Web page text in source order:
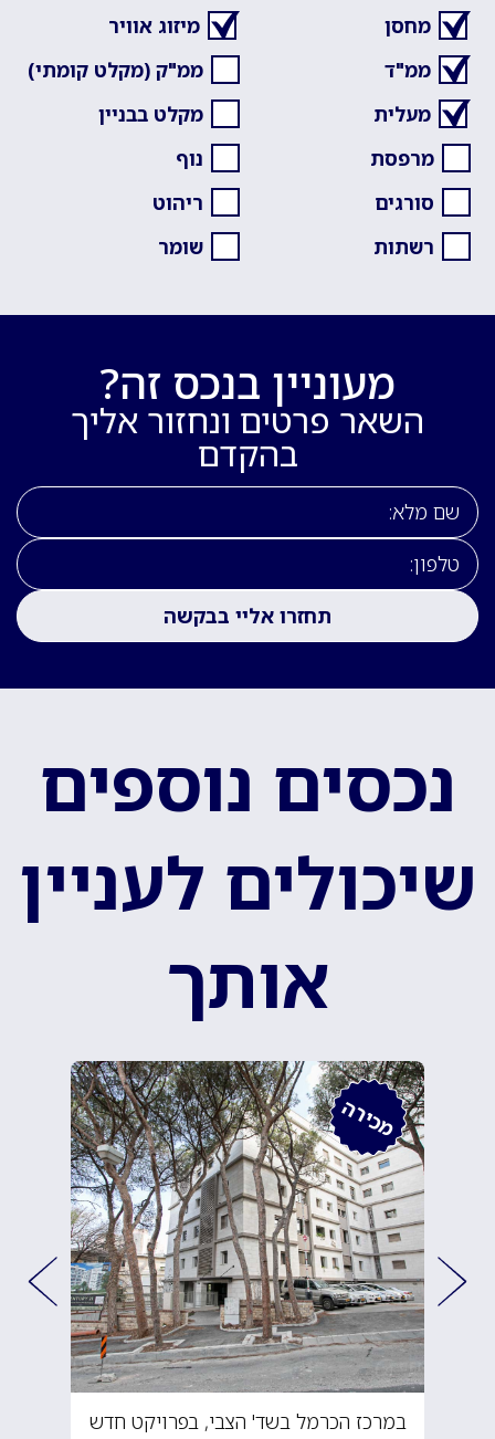
מחסן
מיזוג אוויר
ממ"ד
ממ"ק (מקלט קומתי)
מעלית
מקלט בבניין
מרפסת
נוף
סורגים
ריהוט
רשתות
שומר
מעוניין בנכס זה?
השאר פרטים ונחזור אליך
בהקדם
נכסים נוספים
שיכולים לעניין
אותך
מכירה
במרכז הכרמל בשד' הצבי, בפרויקט חדש